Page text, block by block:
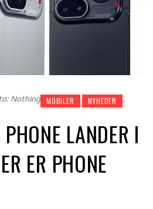
Nothing MOBILER NYHEDER
LANDER I
ER PHONE